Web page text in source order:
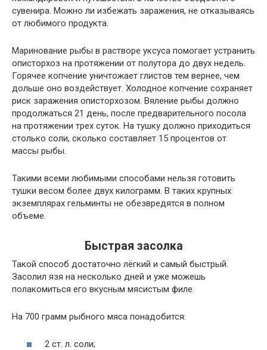
сувенира. Можно ли избежать заражения, не отказываясь
от любимого продукта.
Маринование рыбы в растворе уксуса помогает устранить
описторхоз на протяжении от полутора до двух недель.
Горячее копчение уничтожает глистов тем вернее, чем
дольше оно воздействует. Холодное копчение сохраняет
риск заражения описторхозом. Вяление рыбы должно
продолжаться 21 день, после предварительного посола
на протяжении трех суток. На тушку должно приходиться
столько соли, сколько составляет 15 процентов от
массы рыбы.
Такими всеми любимыми способами нельзя готовить
тушки весом более двух килограмм. В таких крупных
экземплярах гельминты не обезвредятся в полном
объеме.
Быстрая засолка
Такой способ достаточно лёгкий и самый быстрый.
Засолил язя на несколько дней и уже можешь
полакомиться его вкусным мясистым филе.
На 700 грамм рыбного мяса понадобится:
2 ст. л. соли;